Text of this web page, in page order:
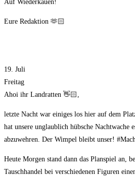
Auf Wiederkauen!
Eure Redaktion 🫶🏻
19. Juli
Freitag
Ahoi ihr Landratten 👋🏻,
letzte Nacht war einiges los hier auf dem
hat unsere unglaublich hübsche Nachtwache
abzuwehren. Der Wimpel bleibt unser!
Heute Morgen stand dann das Planspiel an,
Tauschhandel bei verschiedenen Figuren